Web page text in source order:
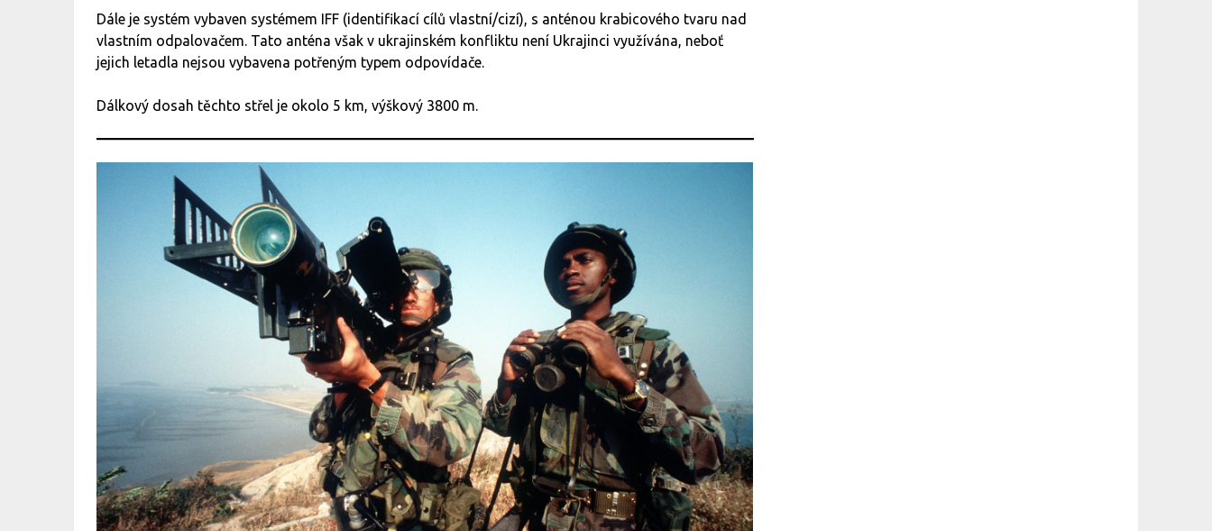
Dále je systém vybaven systémem IFF (identifikací cílů vlastní/cizí), s anténou krabicového tvaru nad
vlastním odpalovačem. Tato anténa však v ukrajinském konfliktu není Ukrajinci využívána, neboť
jejich letadla nejsou vybavena potřeným typem odpovídače.
Dálkový dosah těchto střel je okolo 5 km, výškový 3800 m.